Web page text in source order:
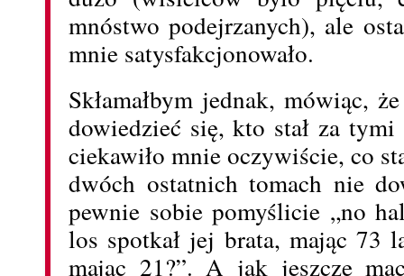
mnóstwo podejrzanych), ale
mnie satysfakcjonowało.
Skłamałbym jednak, mówiąc,
dowiedzieć się, kto stał za
ciekawiło mnie oczywiście, co
dwóch ostatnich tomach nie
pewnie sobie pomyślicie „no
los spotkał jej brata, mając 73
mając 21?”. A jak jeszcze